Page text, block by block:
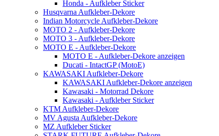
Honda - Aufkleber Sticker
Husqvarna Aufkleber-Dekore
Indian Motorcycle Aufkleber-Dekore
MOTO 2 - Aufkleber-Dekore
MOTO 3 - Aufkleber-Dekore
MOTO E - Aufkleber-Dekore
MOTO E - Aufkleber-Dekore anzeigen
Ducati - IntactGP (MotoE)
KAWASAKI Aufkleber-Dekore
KAWASAKI Aufkleber-Dekore anzeigen
Kawasaki - Motorrad Dekore
Kawasaki - Aufkleber Sticker
KTM Aufkleber-Dekore
MV Agusta Aufkleber-Dekore
MZ Aufkleber Sticker